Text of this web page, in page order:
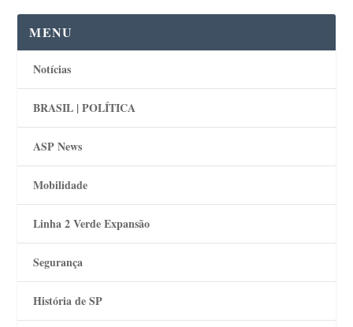
MENU
Notícias
BRASIL | POLÍTICA
ASP News
Mobilidade
Linha 2 Verde Expansão
Segurança
História de SP